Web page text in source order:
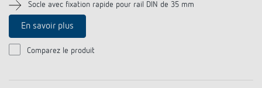
Socle avec fixation rapide pour rail DIN de 35 mm
En savoir plus
Comparez le produit